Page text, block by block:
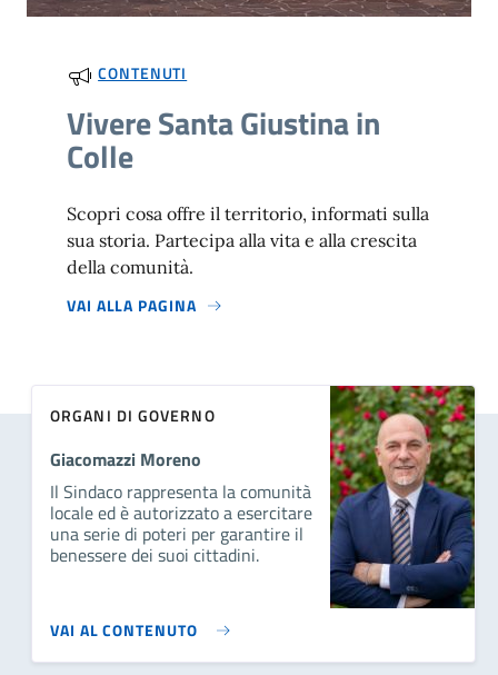
CONTENUTI
Vivere Santa Giustina in
Colle
Scopri cosa offre il territorio, informati sulla
sua storia. Partecipa alla vita e alla crescita
della comunità.
VAI ALLA PAGINA
ORGANI DI GOVERNO
Giacomazzi Moreno
Il Sindaco rappresenta la comunità
locale ed è autorizzato a esercitare
una serie di poteri per garantire il
benessere dei suoi cittadini.
VAI AL CONTENUTO